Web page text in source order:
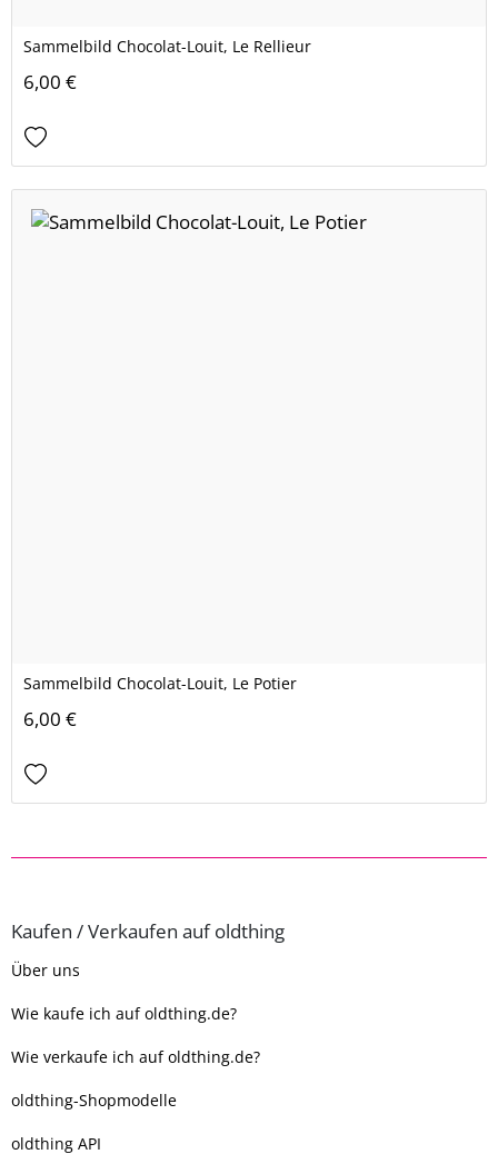
Sammelbild Chocolat-Louit, Le Rellieur
6,00 €
Sammelbild Chocolat-Louit, Le Potier
6,00 €
Kaufen / Verkaufen auf oldthing
Über uns
Wie kaufe ich auf oldthing.de?
Wie verkaufe ich auf oldthing.de?
oldthing-Shopmodelle
oldthing API